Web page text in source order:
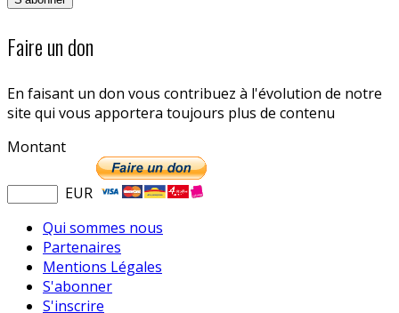
Faire un don
En faisant un don vous contribuez à l'évolution de notre
site qui vous apportera toujours plus de contenu
Montant
EUR
Qui sommes nous
Partenaires
Mentions Légales
S'abonner
S'inscrire